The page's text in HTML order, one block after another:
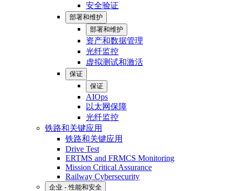
安全验证
部署和维护
部署和维护
资产和数据管理
光纤监控
虚拟测试和激活
保证
保证
AIOps
以太网保障
光纤监控
铁路和关键应用
铁路和关键应用
Drive Test
ERTMS and FRMCS Monitoring
Mission Critical Assurance
Railway Cybersecurity
企业 - 性能和安全